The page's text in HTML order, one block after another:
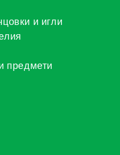
и игли
предмети